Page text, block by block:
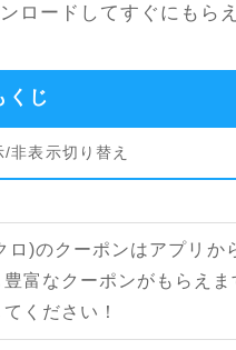
ロードしてすぐにもら
くじ
非表示切り替え
ロ)のクーポンはアプリか
富なクーポンがもらえ
ください！